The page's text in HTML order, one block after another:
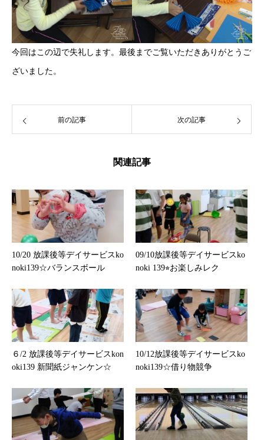
今回はこの辺で失礼します。最後までご覧いただきありがとうご
ざいました。
前の記事 次の記事
関連記事
10/20 放課後等デイサービスko
noki139☆バランスボール
09/10放課後等デイサービスko
noki 139⭐︎お楽しみレク
６/2 放課後等デイサービスkon
oki139 新聞紙ジャンケン☆
10/12放課後等デイサービスko
noki139☆借り物競争